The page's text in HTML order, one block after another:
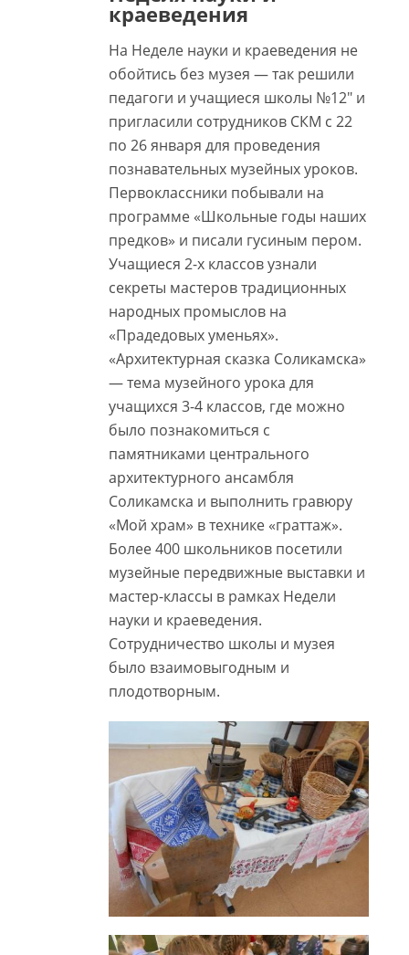
краеведения
На Неделе науки и краеведения не
обойтись без музея — так решили
педагоги и учащиеся школы №12″ и
пригласили сотрудников СКМ с 22
по 26 января для проведения
познавательных музейных уроков.
Первоклассники побывали на
программе «Школьные годы наших
предков» и писали гусиным пером.
Учащиеся 2-х классов узнали
секреты мастеров традиционных
народных промыслов на
«Прадедовых уменьях».
«Архитектурная сказка Соликамска»
— тема музейного урока для
учащихся 3-4 классов, где можно
было познакомиться с
памятниками центрального
архитектурного ансамбля
Соликамска и выполнить гравюру
«Мой храм» в технике «граттаж».
Более 400 школьников посетили
музейные передвижные выставки и
мастер-классы в рамках Недели
науки и краеведения.
Сотрудничество школы и музея
было взаимовыгодным и
плодотворным.